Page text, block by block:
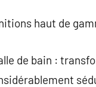
haut de
de bain :